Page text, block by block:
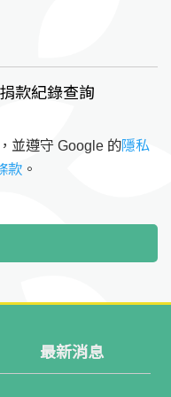
款紀錄查詢
並遵守 Google 的隱私
款 。
最新消息